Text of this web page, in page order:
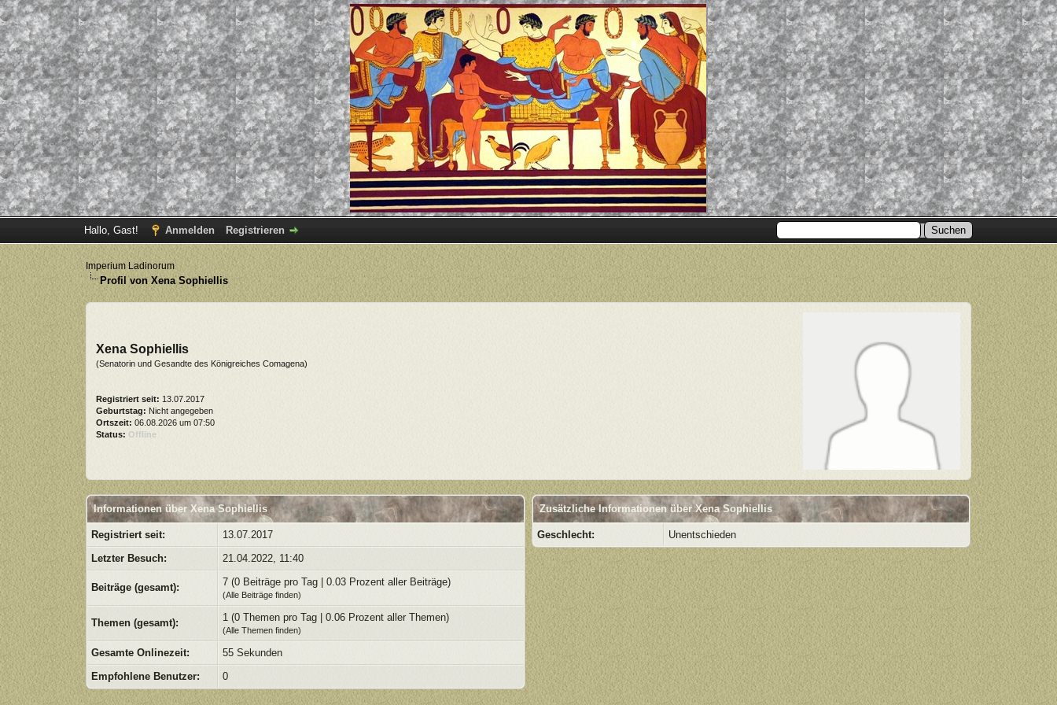
Hallo, Gast! Anmelden Registrieren
Imperium Ladinorum
Profil von Xena Sophiellis
Xena Sophiellis
(Senatorin und Gesandte des Königreiches Comagena)
Registriert seit: 13.07.2017
Geburtstag: Nicht angegeben
Ortszeit: 06.08.2026 um 07:50
Status: Offline
Informationen über Xena Sophiellis
Registriert seit:
13.07.2017
Letzter Besuch:
21.04.2022, 11:40
Beiträge (gesamt): 7 (0 Beiträge pro Tag | 0.03 Prozent aller Beiträge)
(Alle Beiträge finden)
Themen (gesamt): 1 (0 Themen pro Tag | 0.06 Prozent aller Themen)
(Alle Themen finden)
Gesamte Onlinezeit:
55 Sekunden
Empfohlene Benutzer:
0
Zusätzliche Informationen über Xena Sophiellis
Geschlecht: Unentschieden